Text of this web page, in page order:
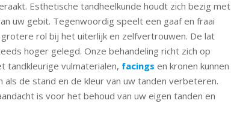
Esthetische tandheelkunde houdt zich bezig met
uw gebit. Tegenwoordig speelt een gaaf en fraai
rol bij het uiterlijk en zelfvertrouwen. De lat
hoger gelegd. Onze behandeling richt zich op
tandkleurige vulmaterialen, facings en kronen kunnen
als de stand en de kleur van uw tanden verbeteren.
is voor het behoud van uw eigen tanden en